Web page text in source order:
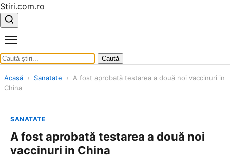
Stiri.com.ro
Caută
Acasă › Sanatate ›
A fost aprobată testarea a două noi vaccinuri in
China
SANATATE
A fost aprobată testarea a două noi
vaccinuri in China